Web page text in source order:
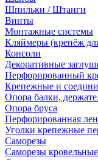
Шпильки / Штанги
Винты
Монтажные системы
Кляймеры (крепёж
Консоли
Декоративные
Перфорированный
Крепежные и
Опора балки,
Опора бруса
Перфорированная
Уголки крепежные
Саморезы
Саморезы кровельные